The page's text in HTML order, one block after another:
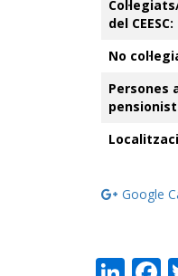
del CEESC:
No
Persones
Google